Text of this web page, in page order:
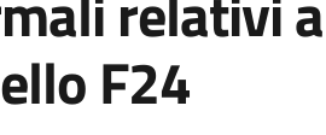
F24